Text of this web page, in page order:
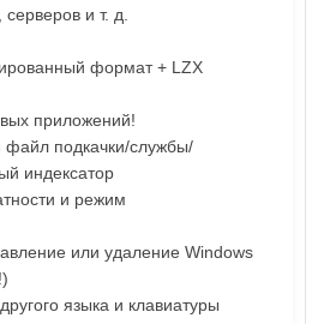
и т. д.
формат + LZX
приложений!
подкачки/службы/
индексатор
и режим
или удаление Windows
языка и клавиатуры